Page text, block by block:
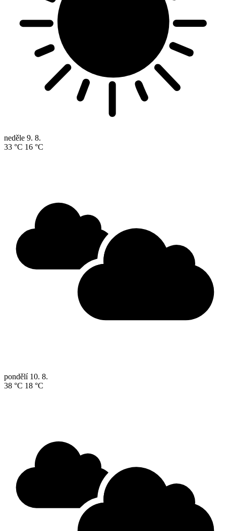
neděle 9. 8.
33 °C 16 °C
pondělí 10. 8.
38 °C 18 °C